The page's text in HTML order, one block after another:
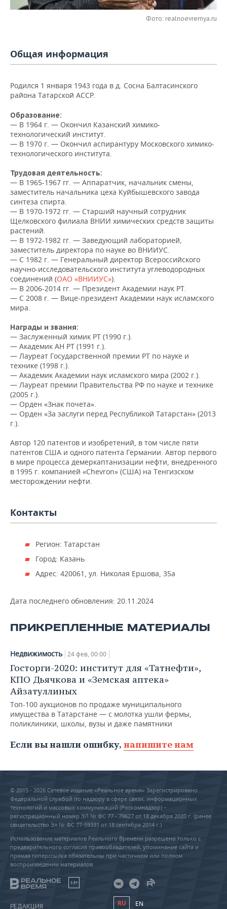
НЕФТЕХИМИЯ
ОПК
УСЛУГИ
МЕДИА
ТЕЛЕКОММУНИКАЦИИ
ВЫЕЗДНАЯ РЕДАКЦИЯ
БИЗНЕС-БРАНЧИ
ONLINE-КОНФЕРЕНЦИИ
ОТКРЫТАЯ ЛЕКЦИЯ
НОВОСТИ СПОРТА
ФУТБОЛ
ХОККЕЙ
БАСКЕТБОЛ
ВОЛЕЙБОЛ
КИБЕРСПОРТ
ФИГУРНОЕ КАТАНИЕ
ВОДНЫЕ ВИДЫ СПОРТА
ХОККЕЙ С МЯЧОМ
ОБЩЕСТВО
НОВОСТИ ОБЩЕСТВА
ВЛАСТЬ
ИНФРАСТРУКТУРА
ИСТОРИЯ
КУЛЬТУРА
МЕДИЦИНА
ОБРАЗОВАНИЕ
ПРОИСШЕСТВИЯ
ФОТОГАЛЕРЕЯ
СЮЖЕТЫ
СПРАВОЧНИК
СПИСОК ПЕРСОН
СПИСОК КОМПАНИЙ
ПОЛНАЯ ВЕРСИЯ
Фото: realnoevremya.ru
Общая информация
Родился 1 января 1943 года в д. Сосна Балтасинского
района Татарской АССР.
Образование:
— В 1964 г. — Окончил Казанский химико-
технологический институт.
— В 1970 г. — Окончил аспирантуру Московского химико-
технологического института.
Трудовая деятельность:
— В 1965-1967 гг. — Аппаратчик, начальник смены,
заместитель начальника цеха Куйбышевского завода
синтеза спирта.
— В 1970-1972 гг. — Старший научный сотрудник
Щелковского филиала ВНИИ химических средств защиты
растений.
— В 1972-1982 гг. — Заведующий лабораторией,
заместитель директора по науке во ВНИИУС.
— С 1982 г. — Генеральный директор Всероссийского
научно-исследовательского института углеводородных
соединений (ОАО «ВНИИУС»).
— В 2006-2014 гг. — Президент Академии наук РТ.
— С 2008 г. — Вице-президент Академии наук исламского
мира.
Награды и звания:
— Заслуженный химик РТ (1990 г.).
— Академик АН РТ (1991 г.).
— Лауреат Государственной премии РТ по науке и
технике (1998 г.).
— Академик Академии наук исламского мира (2002 г.).
— Лауреат премии Правительства РФ по науке и технике
(2005 г.).
— Орден «Знак почета».
— Орден «За заслуги перед Республикой Татарстан» (2013
г.).
Автор 120 патентов и изобретений, в том числе пяти
патентов США и одного патента Германии. Автор первого
в мире процесса демеркаптанизации нефти, внедренного
в 1995 г. компанией «Chevron» (США) на Тенгизском
месторождении нефти.
Контакты
Регион: Татарстан
Город: Казань
Адрес: 420061, ул. Николая Ершова, 35a
Дата последнего обновления: 20.11.2024
ПРИКРЕПЛЕННЫЕ МАТЕРИАЛЫ
Недвижимость 24 фев, 00:00
Госторги-2020: институт для «Татнефти»,
КПО Дьячкова и «Земская аптека»
Айзатуллиных
Топ-100 аукционов по продаже муниципального
имущества в Татарстане — с молотка ушли фермы,
поликлиники, школы, вузы и даже памятники
Если вы нашли ошибку, напишите нам
© 2015 - 2026 Сетевое издание «Реальное время» Зарегистрировано
Федеральной службой по надзору в сфере связи, информационных
технологий и массовых коммуникаций (Роскомнадзор) –
регистрационный номер ЭЛ № ФС 77 - 79627 от 18 декабря 2020 г. (ранее
свидетельство Эл № ФС 77-59331 от 18 сентября 2014 г.)
Использование материалов Реального Времени разрешено только с
предварительного согласия правообладателей, упоминание сайта и
прямая гиперссылка обязательны при частичном или полном
воспроизведении материалов.
18+
РЕДАКЦИЯ RU EN